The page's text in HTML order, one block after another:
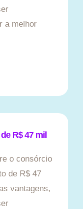
a melhor
R$ 47 mil
o consórcio
de R$ 47
vantagens,